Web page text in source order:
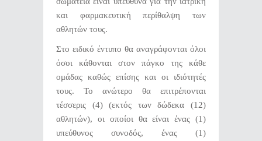
και φαρμακευτική περίθαλψη των
αθλητών τους.
Στο ειδικό έντυπο θα αναγράφονται όλοι
όσοι κάθονται στον πάγκο της κάθε
ομάδας καθώς επίσης και οι ιδιότητές
τους. Το ανώτερο θα επιτρέπονται
τέσσερις (4) (εκτός των δώδεκα (12)
αθλητών), οι οποίοι θα είναι ένας (1)
υπεύθυνος συνοδός, ένας (1)